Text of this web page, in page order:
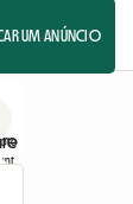
UM ANÚNCIO